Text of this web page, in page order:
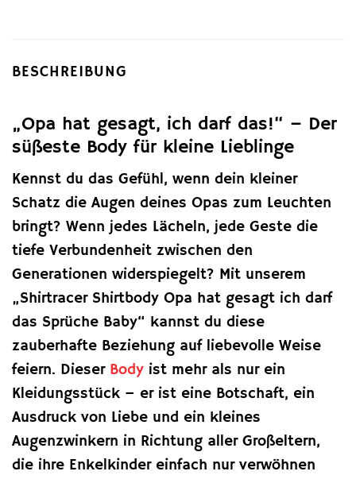
BESCHREIBUNG
„Opa hat gesagt, ich darf das!“ – Der
süßeste Body für kleine Lieblinge
Kennst du das Gefühl, wenn dein kleiner
Schatz die Augen deines Opas zum Leuchten
bringt? Wenn jedes Lächeln, jede Geste die
tiefe Verbundenheit zwischen den
Generationen widerspiegelt? Mit unserem
„Shirtracer Shirtbody Opa hat gesagt ich darf
das Sprüche Baby“ kannst du diese
zauberhafte Beziehung auf liebevolle Weise
feiern. Dieser Body ist mehr als nur ein
Kleidungsstück – er ist eine Botschaft, ein
Ausdruck von Liebe und ein kleines
Augenzwinkern in Richtung aller Großeltern,
die ihre Enkelkinder einfach nur verwöhnen